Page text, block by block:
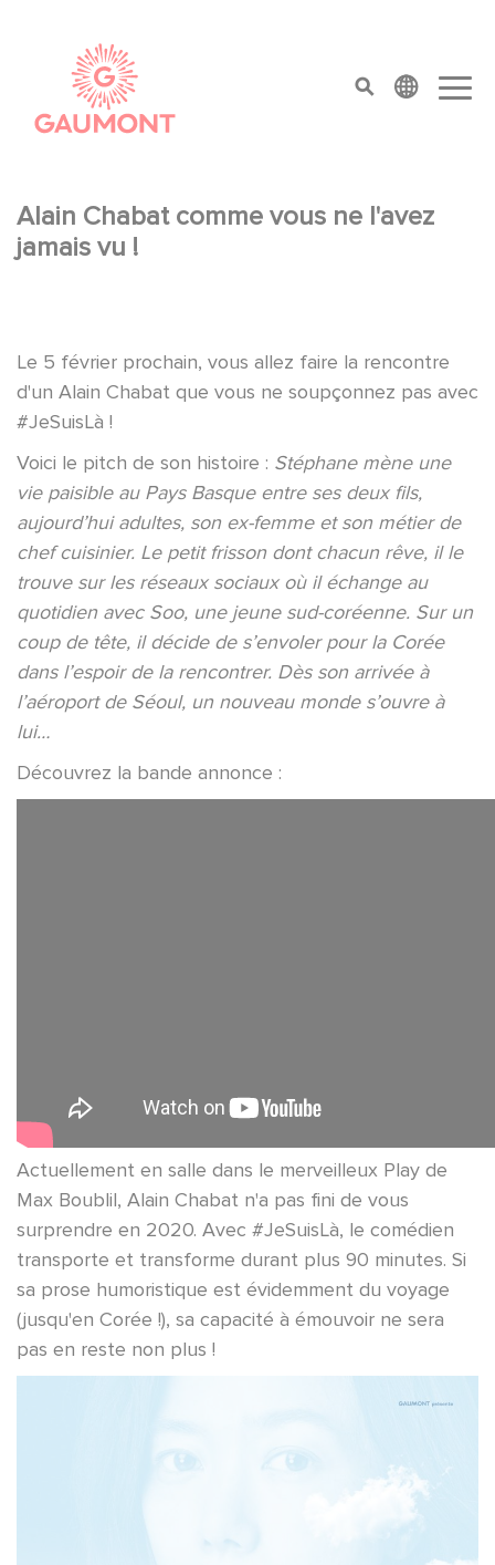
top menu
Alain Chabat comme vous ne l'avez
jamais vu !
Le 5 février prochain, vous allez faire la rencontre
d'un Alain Chabat que vous ne soupçonnez pas avec
#JeSuisLà !
Voici le pitch de son histoire : Stéphane mène une
vie paisible au Pays Basque entre ses deux fils,
aujourd’hui adultes, son ex-femme et son métier de
chef cuisinier. Le petit frisson dont chacun rêve, il le
trouve sur les réseaux sociaux où il échange au
quotidien avec Soo, une jeune sud-coréenne. Sur un
coup de tête, il décide de s’envoler pour la Corée
dans l’espoir de la rencontrer. Dès son arrivée à
l’aéroport de Séoul, un nouveau monde s’ouvre à
lui…
Découvrez la bande annonce :
Actuellement en salle dans le merveilleux Play de
Max Boublil, Alain Chabat n'a pas fini de vous
surprendre en 2020. Avec #JeSuisLà, le comédien
transporte et transforme durant plus 90 minutes. Si
sa prose humoristique est évidemment du voyage
(jusqu'en Corée !), sa capacité à émouvoir ne sera
pas en reste non plus !